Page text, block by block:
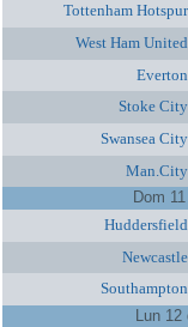
Tottenham Hotspur
West Ham United
Everton
Stoke City
Swansea City
Man.City
Dom
Huddersfield
Newcastle
Southampton
Lun